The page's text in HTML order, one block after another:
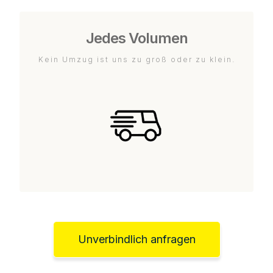
Jedes Volumen
Kein Umzug ist uns zu groß oder zu klein.
Unverbindlich anfragen